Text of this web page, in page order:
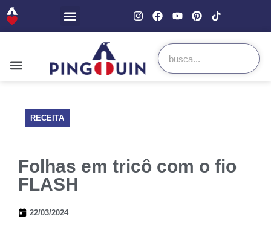
RECEITA
Folhas em tricô com o fio
FLASH
22/03/2024